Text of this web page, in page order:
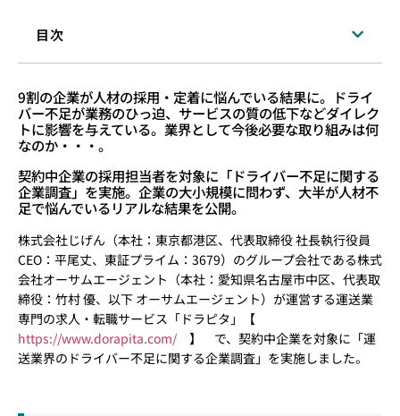
目次
9割の企業が人材の採用・定着に悩んでいる結果に。ドライ
バー不足が業務のひっ迫、サービスの質の低下などダイレク
トに影響を与えている。業界として今後必要な取り組みは何
なのか・・・。
契約中企業の採用担当者を対象に「ドライバー不足に関する
企業調査」を実施。企業の大小規模に問わず、大半が人材不
足で悩んでいるリアルな結果を公開。
株式会社じげん（本社：東京都港区、代表取締役 社長執行役員
CEO：平尾丈、東証プライム：3679）のグループ会社である株式
会社オーサムエージェント（本社：愛知県名古屋市中区、代表取
締役：竹村 優、以下 オーサムエージェント）が運営する運送業
専門の求人・転職サービス「ドラピタ」【
https://www.dorapita.com/ 】 で、契約中企業を対象に「運
送業界のドライバー不足に関する企業調査」を実施しました。